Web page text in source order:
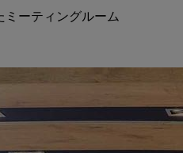
ーティングルーム